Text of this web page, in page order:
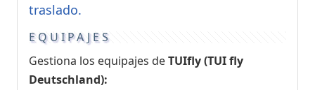
traslado.
EQUIPAJES
Gestiona los equipajes deTUIfly (TUI fly
Deutschland):